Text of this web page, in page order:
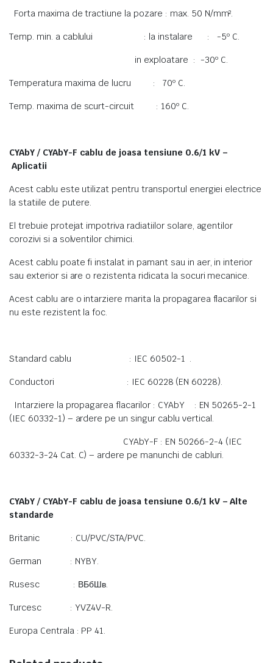
Forta maxima de tractiune la pozare : max. 50 N/mm².
Temp. min. a cablului : la instalare : -5º C.
in exploatare : -30º C.
Temperatura maxima de lucru : 70º C.
Temp. maxima de scurt-circuit : 160º C.
CYAbY / CYAbY-F cablu de joasa tensiune 0.6/1 kV –
Aplicatii
Acest cablu este utilizat pentru transportul energiei electrice
la statiile de putere.
El trebuie protejat impotriva radiatiilor solare, agentilor
corozivi si a solventilor chimici.
Acest cablu poate fi instalat in pamant sau in aer, in interior
sau exterior si are o rezistenta ridicata la socuri mecanice.
Acest cablu are o intarziere marita la propagarea flacarilor si
nu este rezistent la foc.
Standard cablu : IEC 60502-1 .
Conductori : IEC 60228 (EN 60228).
Intarziere la propagarea flacarilor : CYAbY : EN 50265-2-1
(IEC 60332-1) – ardere pe un singur cablu vertical.
CYAbY-F : EN 50266-2-4 (IEC
60332-3-24 Cat. C) – ardere pe manunchi de cabluri.
CYAbY / CYAbY-F cablu de joasa tensiune 0.6/1 kV – Alte
standarde
Britanic : CU/PVC/STA/PVC.
German : NYBY.
Rusesc : ВБбШв.
Turcesc : YVZ4V-R.
Europa Centrala : PP 41.